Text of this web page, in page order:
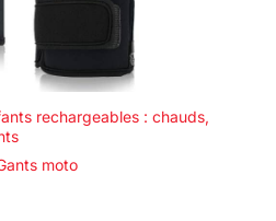
rechargeables : chauds,
moto